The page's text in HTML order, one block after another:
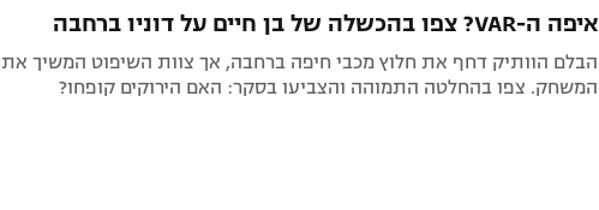
איפה ה-VAR? צפו בהכשלה של בן חיים על דוניו ברחבה
הבלם הוותיק דחף את חלוץ מכבי חיפה ברחבה, אך צוות השיפוט המשיך את
המשחק. צפו בהחלטה התמוהה והצביעו בסקר: האם הירוקים קופחו?